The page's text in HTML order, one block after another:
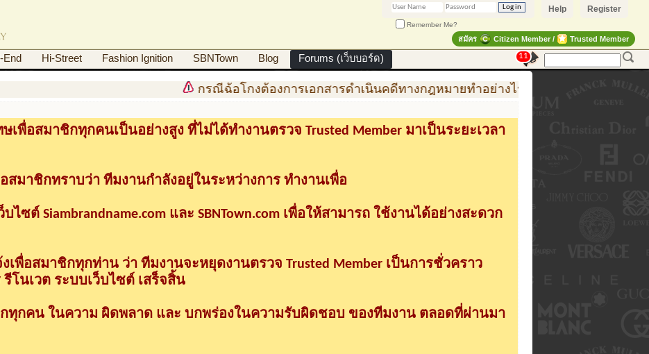
Register
Help
Remember Me?
สมัคร Citizen Member / Trusted Member
End Hi-Street Fashion Ignition SBNTown Blog Forums (เว็บบอร์ด) 11
กรณีฉ้อโกงต้องการเอกสารดำเนินคดีทางกฎหมายทำอย่างไร
เพื่อสมาชิกทุกคนเป็นอย่างสูง ที่ไม่ได้ทำงานตรวจ Trusted Member มาเป็นระยะเวลา
สมาชิกทราบว่า ทีมงานกำลังอยู่ในระหว่างการ ทำงานเพื่อ
ไซต์ Siambrandname.com และ SBNTown.com เพื่อให้สามารถ ใช้งานได้อย่างสะดวก
เพื่อสมาชิกทุกท่าน ว่า ทีมงานจะหยุดงานตรวจ Trusted Member เป็นการชั่วคราว
โนเวต ระบบเว็บไซต์ เสร็จสิ้น
ทุกคน ในความ ผิดพลาด และ บกพร่องในความรับผิดชอบ ของทีมงาน ตลอดที่ผ่านมา